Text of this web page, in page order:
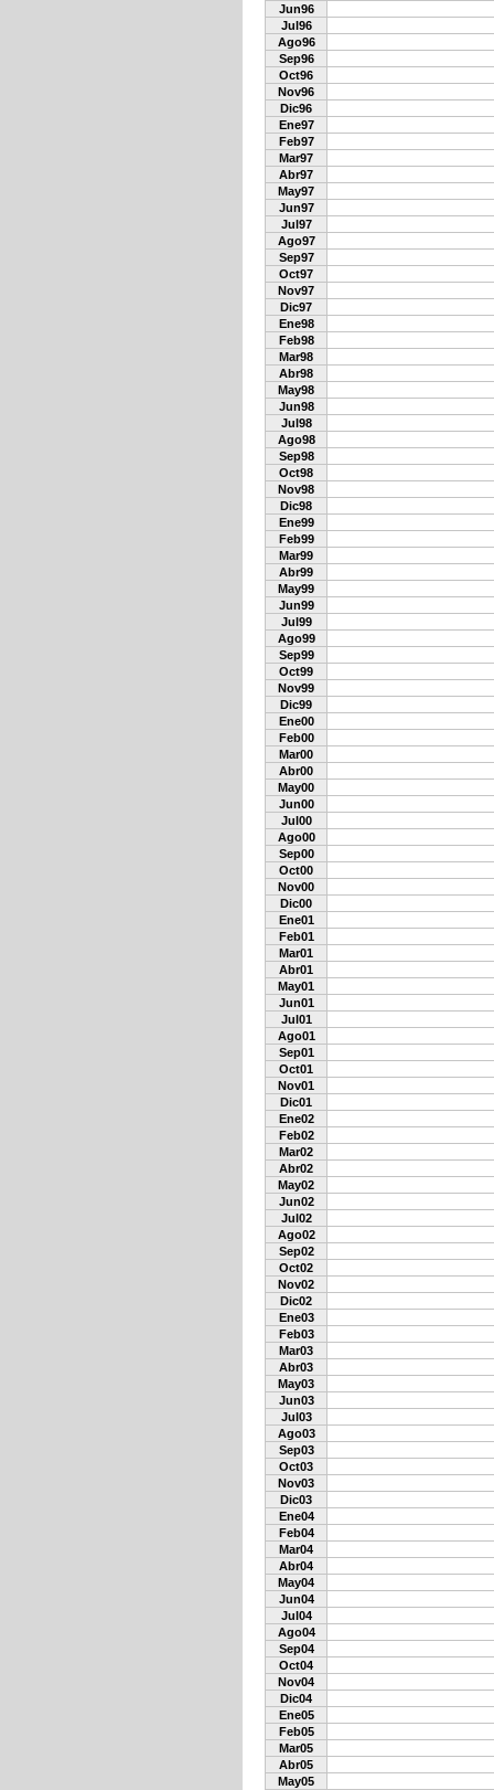
Jun96
Jul96
Ago96
Sep96
Oct96
Nov96
Dic96
Ene97
Feb97
Mar97
Abr97
May97
Jun97
Jul97
Ago97
Sep97
Oct97
Nov97
Dic97
Ene98
Feb98
Mar98
Abr98
May98
Jun98
Jul98
Ago98
Sep98
Oct98
Nov98
Dic98
Ene99
Feb99
Mar99
Abr99
May99
Jun99
Jul99
Ago99
Sep99
Oct99
Nov99
Dic99
Ene00
Feb00
Mar00
Abr00
May00
Jun00
Jul00
Ago00
Sep00
Oct00
Nov00
Dic00
Ene01
Feb01
Mar01
Abr01
May01
Jun01
Jul01
Ago01
Sep01
Oct01
Nov01
Dic01
Ene02
Feb02
Mar02
Abr02
May02
Jun02
Jul02
Ago02
Sep02
Oct02
Nov02
Dic02
Ene03
Feb03
Mar03
Abr03
May03
Jun03
Jul03
Ago03
Sep03
Oct03
Nov03
Dic03
Ene04
Feb04
Mar04
Abr04
May04
Jun04
Jul04
Ago04
Sep04
Oct04
Nov04
Dic04
Ene05
Feb05
Mar05
Abr05
May05